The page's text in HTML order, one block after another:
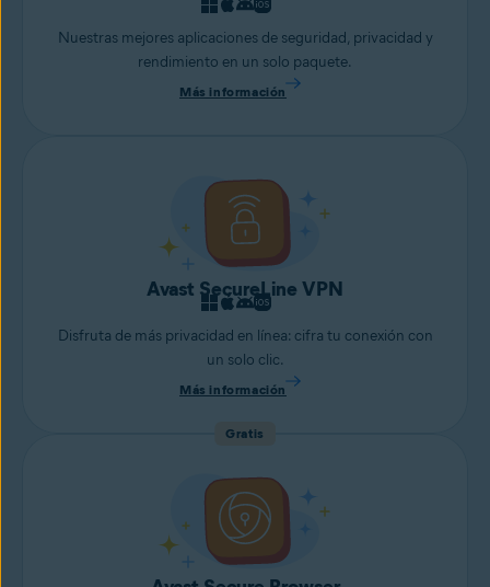
Nuestras mejores aplicaciones de seguridad, privacidad y
rendimiento en un solo paquete.
Más información
Avast SecureLine VPN
Disfruta de más privacidad en línea: cifra tu conexión con
un solo clic.
Más información
Gratis